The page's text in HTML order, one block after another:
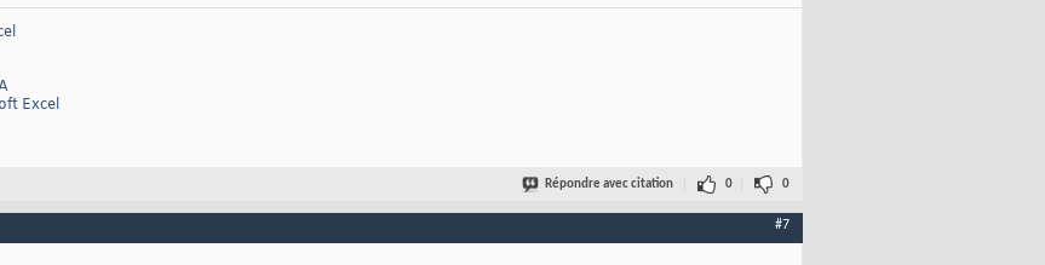
Excel
Répondre avec citation 0 0
#7